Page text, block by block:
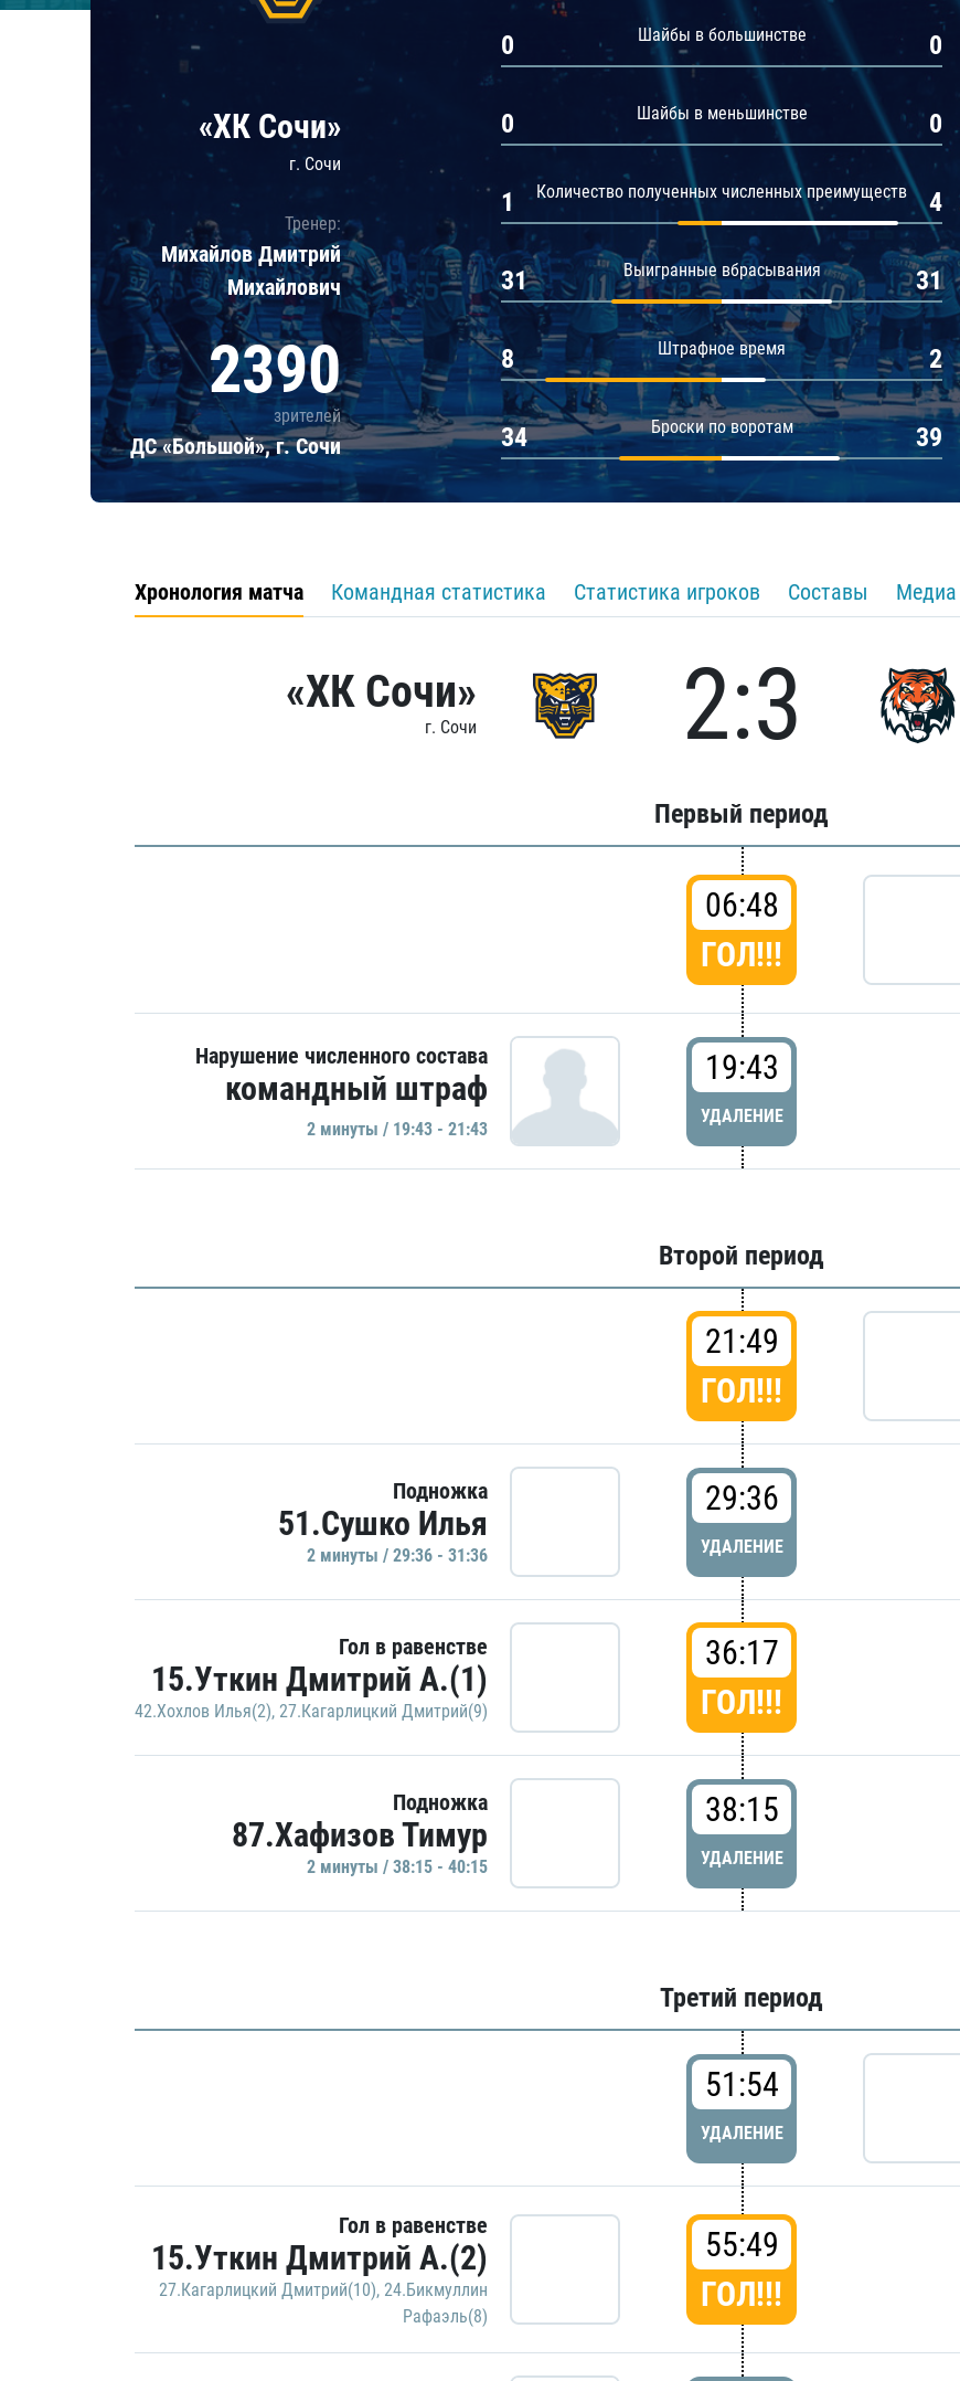
Локомотив
Шанхайские Драконы
Амур
Барыс
«ХК Сочи»
г. Сочи
Тренер:
Михайлов Дмитрий
Михайлович
2390
зрителей
ДС «Большой», г. Сочи
Шайбы в большинстве
0 0
Шайбы в меньшинстве
0 0
Количество полученных численных преимуществ
1 4
Выигранные вбрасывания
31 31
Штрафное время
8 2
Броски по воротам
34 39
Хронология матча Командная статистика Статистика игроков Составы Медиа
«ХК Сочи»
г. Сочи 2:3
Первый период
06:48
ГОЛ!!!
Нарушение численного состава
командный штраф
2 минуты / 19:43 - 21:43
19:43
УДАЛЕНИЕ
Второй период
21:49
ГОЛ!!!
Подножка
51.Сушко Илья
2 минуты / 29:36 - 31:36
29:36
УДАЛЕНИЕ
Гол в равенстве
15.Уткин Дмитрий А.(1)
42.Хохлов Илья(2), 27.Кагарлицкий Дмитрий(9)
36:17
ГОЛ!!!
Подножка
87.Хафизов Тимур
2 минуты / 38:15 - 40:15
38:15
УДАЛЕНИЕ
Третий период
51:54
УДАЛЕНИЕ
Гол в равенстве
15.Уткин Дмитрий А.(2)
27.Кагарлицкий Дмитрий(10), 24.Бикмуллин
Рафаэль(8)
55:49
ГОЛ!!!